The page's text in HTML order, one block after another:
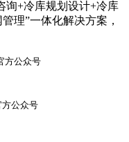
询+冷库规划设计+冷库
理”一体化解决方案，
方公众号
方公众号